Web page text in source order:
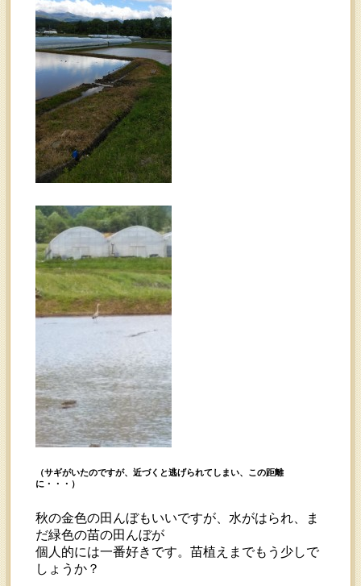
（サギがいたのですが、近づくと逃げられてしまい、この距離
に・・・）
秋の金色の田んぼもいいですが、水がはられ、ま
だ緑色の苗の田んぼが
個人的には一番好きです。苗植えまでもう少しで
しょうか？